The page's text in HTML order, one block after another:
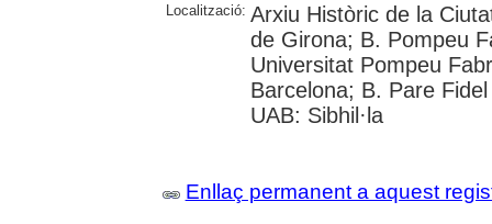
Localització: Arxiu Històric de la
de Girona; B. Pompeu
Universitat Pompeu
Barcelona; B. Pare
UAB: Sibhil·la
Enllaç permanent a aquest